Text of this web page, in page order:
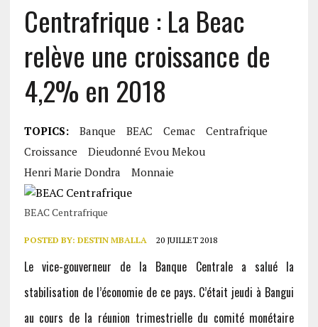
Centrafrique : La Beac
relève une croissance de
4,2% en 2018
TOPICS: Banque BEAC Cemac
Centrafrique
Croissance
Dieudonné Evou Mekou
Henri Marie Dondra
Monnaie
BEAC Centrafrique
POSTED BY: DESTIN MBALLA 20 JUILLET 2018
Le vice-gouverneur de la Banque Centrale a salué la
stabilisation de l’économie de ce pays. C’était jeudi à Bangui
au cours de la réunion trimestrielle du comité monétaire